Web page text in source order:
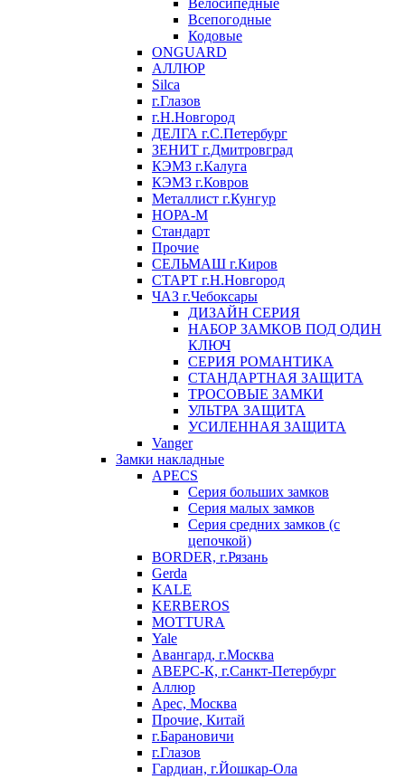
Велосипедные
Всепогодные
Кодовые
ONGUARD
АЛЛЮР
Silca
г.Глазов
г.Н.Новгород
ДЕЛГА г.С.Петербург
ЗЕНИТ г.Дмитровград
КЭМЗ г.Калуга
КЭМЗ г.Ковров
Металлист г.Кунгур
НОРА-М
Стандарт
Прочие
СЕЛЬМАШ г.Киров
СТАРТ г.Н.Новгород
ЧАЗ г.Чебоксары
ДИЗАЙН СЕРИЯ
НАБОР ЗАМКОВ ПОД ОДИН
КЛЮЧ
СЕРИЯ РОМАНТИКА
СТАНДАРТНАЯ ЗАЩИТА
ТРОСОВЫЕ ЗАМКИ
УЛЬТРА ЗАЩИТА
УСИЛЕННАЯ ЗАЩИТА
Vanger
Замки накладные
APECS
Серия больших замков
Серия малых замков
Серия средних замков (с
цепочкой)
BORDER, г.Рязань
Gerda
KALE
KERBEROS
MOTTURA
Yale
Авангард, г.Москва
АВЕРС-К, г.Санкт-Петербург
Аллюр
Арес, Москва
Прочие, Китай
г.Барановичи
г.Глазов
Гардиан, г.Йошкар-Ола